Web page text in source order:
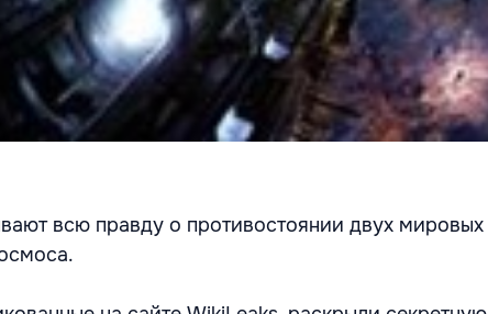
всю правду о противостоянии двух мировых